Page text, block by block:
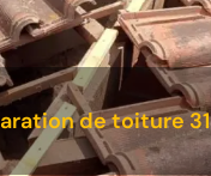
de toiture 31